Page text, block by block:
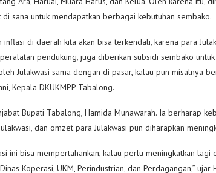
sana untuk mendapatkan berbagai kebutuhan sembako.
inflasi di daerah kita akan bisa terkendali, karena para
pendukung, juga diberikan subsidi sembako
Julakwasi sama dengan di pasar, kalau pun misalnya
Kepala DKUKMPP Tabalong.
Bupati Tabalong, Hamida Munawarah. Ia berharap
dan omzet para Julakwasi pun diharapkan
ini bisa mempertahankan, kalau perlu meningkatkan
Koperasi, UKM, Perindustrian, dan Perdagangan,” ujar